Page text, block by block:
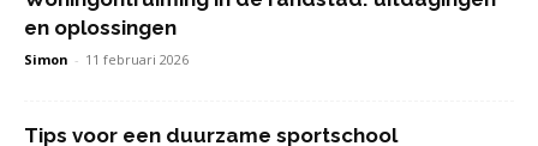
en oplossingen
Simon - 11 februari 2026
Tips voor een duurzame sportschool